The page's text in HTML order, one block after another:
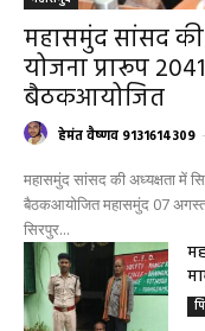
महासमुंद सांसद की
योजना प्रारूप
बैठकआयोजित
हेमंत वैष्णव 9131614309 -
महासमुंद सांसद की अध्यक्षता में
बैठकआयोजित महासमुंद 07 अगस्त
सिरपुर...